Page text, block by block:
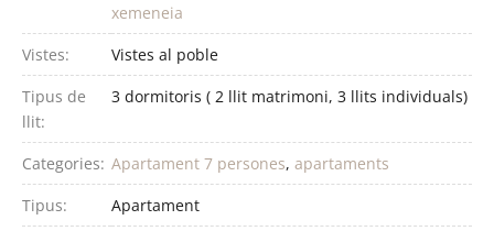
xemeneia
Vistes:
Vistes al poble
Tipus de
llit:
3 dormitoris ( 2 llit matrimoni, 3 llits individuals)
Categories: Apartament 7 persones, apartaments
Tipus:
Apartament